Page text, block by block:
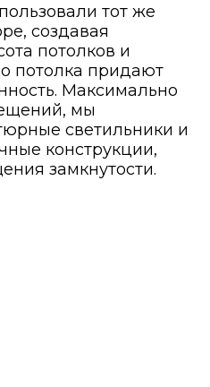
тот же
создавая
потолков и
потолка придают
Максимально
мы
светильники и
конструкции,
замкнутости.